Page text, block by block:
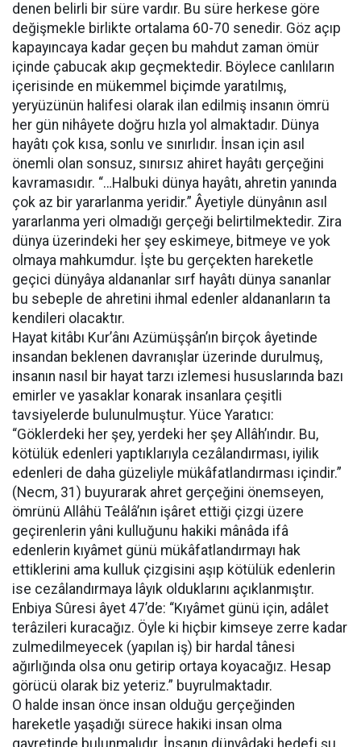
denen belirli bir süre vardır. Bu süre herkese göre
değişmekle birlikte ortalama 60-70 senedir. Göz açıp
kapayıncaya kadar geçen bu mahdut zaman ömür
içinde çabucak akıp geçmektedir. Böylece canlıların
içerisinde en mükemmel biçimde yaratılmış,
yeryüzünün halifesi olarak ilan edilmiş insanın ömrü
her gün nihâyete doğru hızla yol almaktadır. Dünya
hayâtı çok kısa, sonlu ve sınırlıdır. İnsan için asıl
önemli olan sonsuz, sınırsız ahiret hayâtı gerçeğini
kavramasıdır. “…Halbuki dünya hayâtı, ahretin yanında
çok az bir yararlanma yeridir.” Âyetiyle dünyânın asıl
yararlanma yeri olmadığı gerçeği belirtilmektedir. Zira
dünya üzerindeki her şey eskimeye, bitmeye ve yok
olmaya mahkumdur. İşte bu gerçekten hareketle
geçici dünyâya aldananlar sırf hayâtı dünya sananlar
bu sebeple de ahretini ihmal edenler aldananların ta
kendileri olacaktır.
Hayat kitâbı Kur’ânı Azümüşşân’ın birçok âyetinde
insandan beklenen davranışlar üzerinde durulmuş,
insanın nasıl bir hayat tarzı izlemesi hususlarında bazı
emirler ve yasaklar konarak insanlara çeşitli
tavsiyelerde bulunulmuştur. Yüce Yaratıcı:
“Göklerdeki her şey, yerdeki her şey Allâh’ındır. Bu,
kötülük edenleri yaptıklarıyla cezâlandırması, iyilik
edenleri de daha güzeliyle mükâfatlandırması içindir.”
(Necm, 31) buyurarak ahret gerçeğini önemseyen,
ömrünü Allâhü Teâlâ’nın işâret ettiği çizgi üzere
geçirenlerin yâni kulluğunu hakiki mânâda ifâ
edenlerin kıyâmet günü mükâfatlandırmayı hak
ettiklerini ama kulluk çizgisini aşıp kötülük edenlerin
ise cezâlandırmaya lâyık olduklarını açıklanmıştır.
Enbiya Sûresi âyet 47’de: “Kıyâmet günü için, adâlet
terâzileri kuracağız. Öyle ki hiçbir kimseye zerre kadar
zulmedilmeyecek (yapılan iş) bir hardal tânesi
ağırlığında olsa onu getirip ortaya koyacağız. Hesap
görücü olarak biz yeteriz.” buyrulmaktadır.
O halde insan önce insan olduğu gerçeğinden
hareketle yaşadığı sürece hakiki insan olma
gayretinde bulunmalıdır. İnsanın dünyâdaki hedefi şu